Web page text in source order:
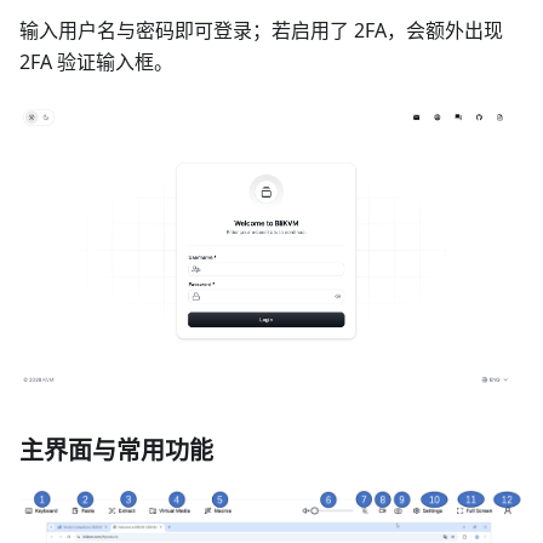
输入用户名与密码即可登录；若启用了 2FA，会额外出现
2FA 验证输入框。
主界面与常用功能